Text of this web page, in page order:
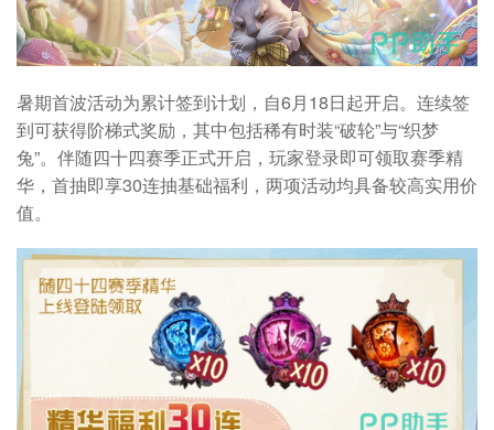
暑期首波活动为累计签到计划，自6月18日起开启。连续签
到可获得阶梯式奖励，其中包括稀有时装“破轮”与“织梦
兔”。伴随四十四赛季正式开启，玩家登录即可领取赛季精
华，首抽即享30连抽基础福利，两项活动均具备较高实用价
值。